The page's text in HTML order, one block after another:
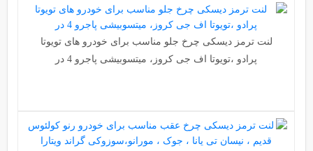
لنت ترمز دیسکی چرخ جلو مناسب برای خودرو های تویوتا
پرادو ،تویوتا اف جی کروز، میتسوبیشی پاجرو 4 در